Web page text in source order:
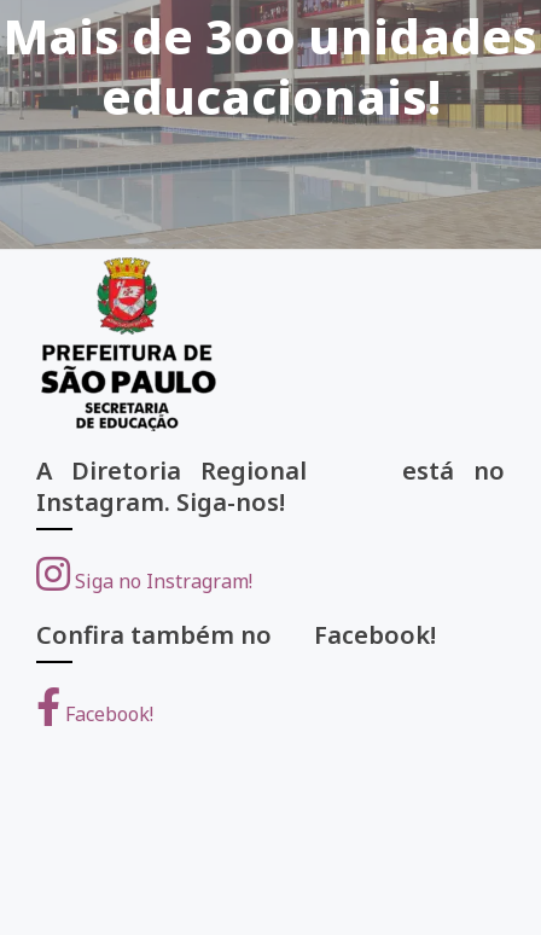
Mais de 3oo unidades
educacionais!
A Diretoria Regional está no
Instagram. Siga-nos!
Siga no Instragram!
Confira também no Facebook!
Facebook!